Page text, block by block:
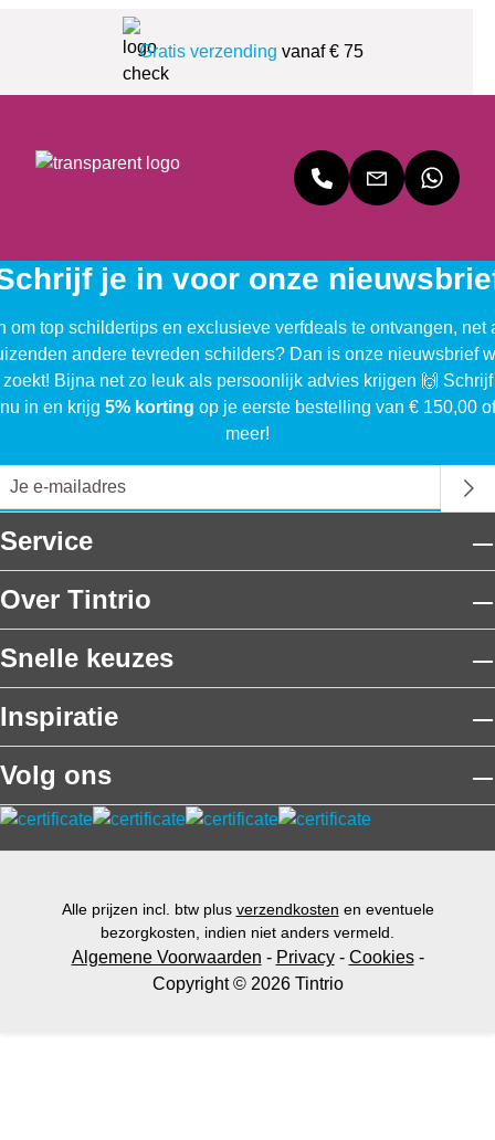
Gratis verzending vanaf € 75
je in voor onze
om top schildertips en exclusieve verfdeals te ontvangen, net
andere tevreden schilders? Dan is onze nieuwsbrief
Bijna net zo leuk als persoonlijk advies krijgen 🙌
nu in en krijg 5% korting op je eerste bestelling van € 150,00 of
meer!
Service
Over Tintrio
Snelle keuzes
Inspiratie
Volg ons
Alle prijzen incl. btw plus verzendkosten en eventuele
bezorgkosten, indien niet anders vermeld.
Algemene Voorwaarden - Privacy- Cookies-
Copyright © 2026 Tintrio